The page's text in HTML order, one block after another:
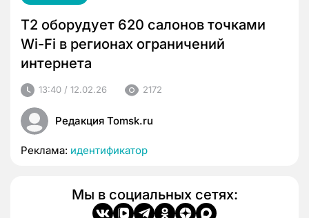
Т2 оборудует 620 салонов точками
Wi-Fi в регионах ограничений
интернета
13:40 / 12.02.26 2172
Редакция Tomsk.ru
Реклама: идентификатор
Мы в социальных сетях: